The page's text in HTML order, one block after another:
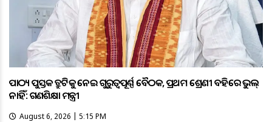
ପାଠ୍ୟ ପୁସ୍ତକ ତ୍ରୁଟିକୁ ନେଇ ଗୁରୁତ୍ବପୂର୍ଣ୍ଣ ବୈଠକ, ପ୍ରଥମ ଶ୍ରେଣୀ ବହିରେ ଭୁଲ୍
ନାହିଁ: ଗଣଶିକ୍ଷା ମନ୍ତ୍ରୀ
August 6, 2026 | 5:15 PM